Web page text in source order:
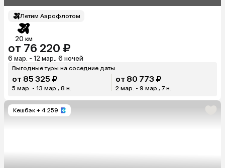
Летим Аэрофлотом
20 км
от 76 220 ₽
6 мар. - 12 мар., 6 ночей
Выгодные туры на соседние даты
от 85 325 ₽
5 мар. - 13 мар., 8 н.
от 80 773 ₽
2 мар. - 9 мар., 7 н.
Кешбэк + 4 259